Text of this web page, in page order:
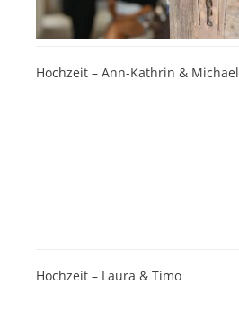
Hochzeit – Ann-Kathrin & Michael
Hochzeit – Laura & Timo